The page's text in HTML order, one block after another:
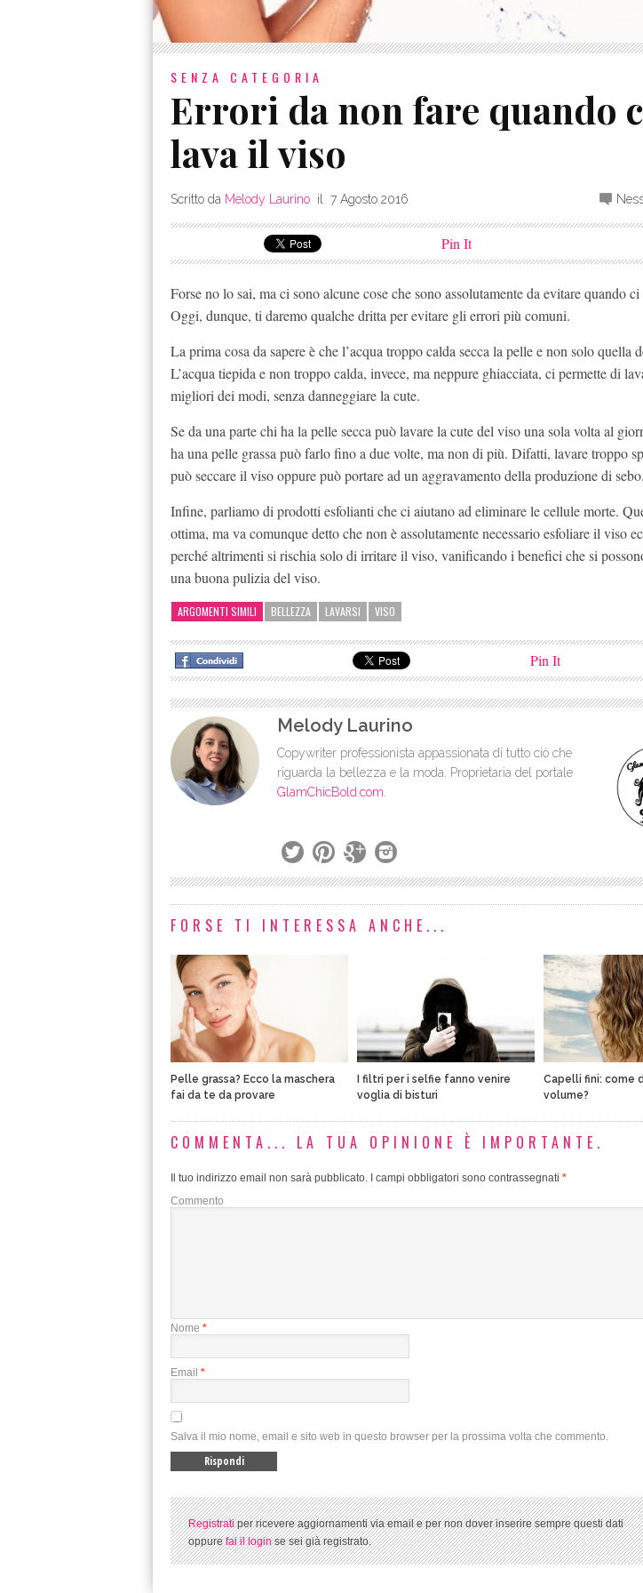
SENZA CATEGORIA
Errori da non fare quando
lava il viso
Scritto da Melody Laurino il 7 Agosto 2016
Pin It
Forse no lo sai, ma ci sono alcune cose che sono assolutamente da evitare quando
Oggi, dunque, ti daremo qualche dritta per evitare gli errori più comuni.
La prima cosa da sapere è che l’acqua troppo calda secca la pelle e non solo quella
L’acqua tiepida e non troppo calda, invece, ma neppure ghiacciata, ci permette di
migliori dei modi, senza danneggiare la cute.
Se da una parte chi ha la pelle secca può lavare la cute del viso una sola volta al
ha una pelle grassa può farlo fino a due volte, ma non di più. Difatti, lavare troppo
può seccare il viso oppure può portare ad un aggravamento della produzione di sebo.
Infine, parliamo di prodotti esfolianti che ci aiutano ad eliminare le cellule morte.
ottima, ma va comunque detto che non è assolutamente necessario esfoliare il viso
perché altrimenti si rischia solo di irritare il viso, vanificando i benefici che si
una buona pulizia del viso.
ARGOMENTI SIMILI BELLEZZA LAVARSI VISO
Pin It
Melody Laurino
Copywriter professionista appassionata di tutto ciò che
riguarda la bellezza e la moda. Proprietaria del portale
GlamChicBold.com.
FORSE TI INTERESSA ANCHE...
Pelle grassa? Ecco la maschera
fai da te da provare
I filtri per i selfie fanno venire
voglia di bisturi
Capelli fini: come
volume?
COMMENTA... LA TUA OPINIONE È IMPORTANTE.
Il tuo indirizzo email non sarà pubblicato. I campi obbligatori sono contrassegnati *
Commento
Nome *
Email *
Salva il mio nome, email e sito web in questo browser per la prossima volta che commento.
Registratiper ricevere aggiornamenti via email e per non dover inserire sempre questi dati
oppurefai il loginse sei già registrato.